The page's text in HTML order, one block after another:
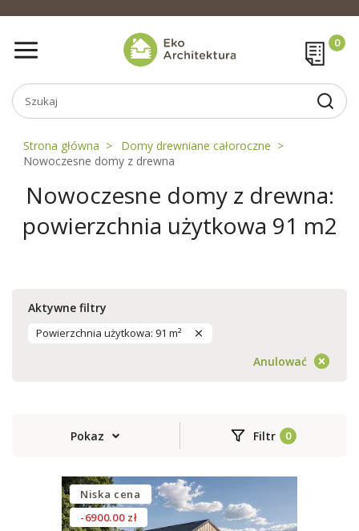
Strona główna
Domy drewniane całoroczne
Nowoczesne domy z drewna
Nowoczesne domy z drewna:
powierzchnia użytkowa 91 m2
Aktywne filtry
Powierzchnia użytkowa: 91 m²
Anulować
Pokaz Filtr
Niska cena
-6900.00 zł